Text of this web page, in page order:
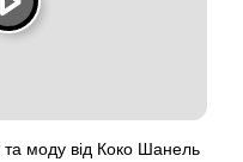
та моду від Коко Шанель